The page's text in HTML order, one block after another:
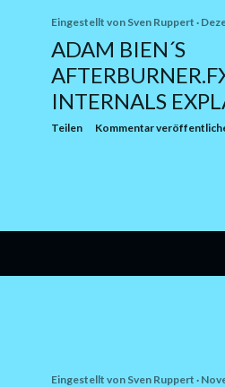
Eingestellt von Sven Ruppert
ADAM BIEN´S
INTERNALS
Teilen Kommentar
Eingestellt von Sven Ruppert